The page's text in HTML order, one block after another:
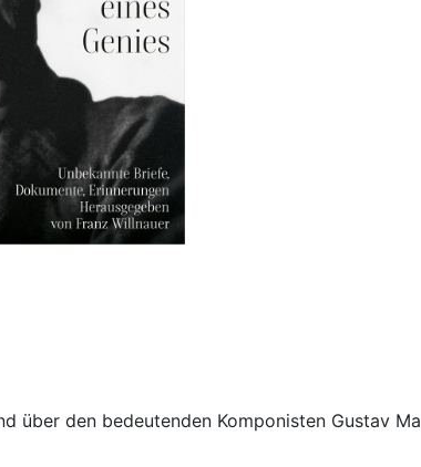
über den bedeutenden Komponisten Gustav